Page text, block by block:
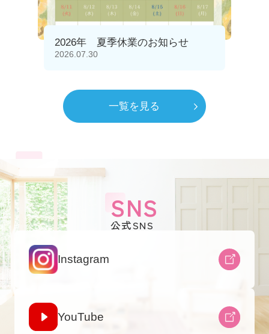
2026年 夏季休業のお知らせ
2026.07.30
一覧を見る
SNS
公式SNS
Instagram
YouTube